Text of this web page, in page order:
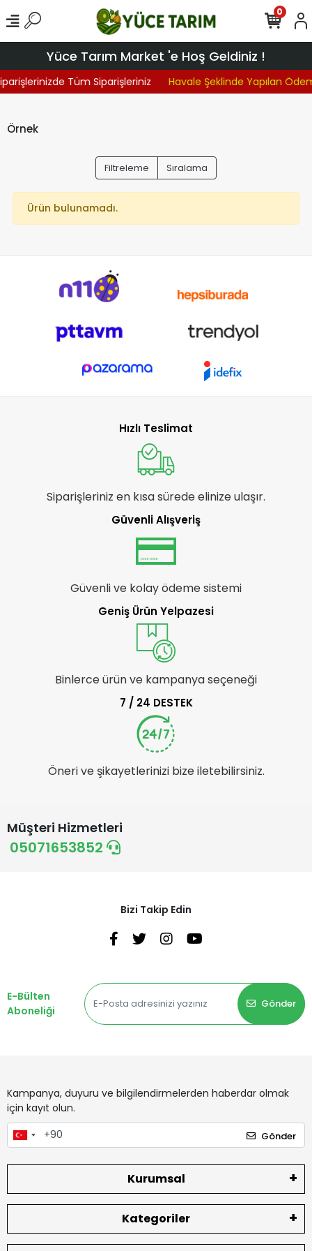
Yüce Tarım Market 'e Hoş Geldiniz !
Tüm Siparişleriniz Havale Şeklinde Yapılan
0
Örnek
Filtreleme Sıralama
Ürün bulunamadı.
Hızlı Teslimat
Siparişleriniz en kısa sürede elinize ulaşır.
Güvenli Alışveriş
Güvenli ve kolay ödeme sistemi
Geniş Ürün Yelpazesi
Binlerce ürün ve kampanya seçeneği
7 / 24 DESTEK
Öneri ve şikayetlerinizi bize iletebilirsiniz.
Müşteri Hizmetleri
05071653852
Bizi Takip Edin
E-Bülten
Aboneliği
Gönder
Kampanya, duyuru ve bilgilendirmelerden haberdar olmak
için kayıt olun.
Gönder
Kurumsal
Kategoriler